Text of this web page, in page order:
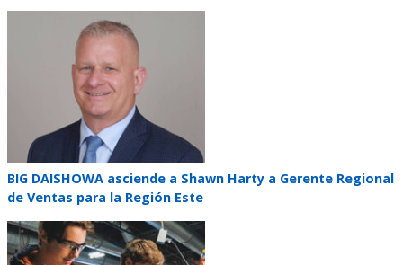
Teaser
title
BIG DAISHOWA asciende a Shawn Harty a Gerente Regional
de Ventas para la Región Este
Teaser
image